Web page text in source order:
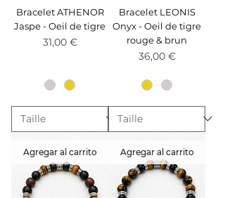
Bracelet ATHENOR
Jaspe - Oeil de tigre
Precio
31,00 €
Bracelet LEONIS
Onyx - Oeil de tigre
rouge & brun
Precio
36,00 €
Agregar al carrito Agregar al carrito